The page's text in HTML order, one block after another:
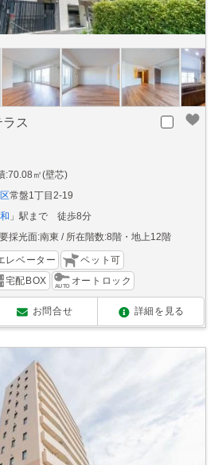
ス
:70.08㎡(壁芯)
常盤1丁目2-19
」駅まで 徒歩8分
採光面:南東 所在階数:8階・地上12階
レベーター
ペット可
宅配BOX オートロック
お問合せ 詳細を見る